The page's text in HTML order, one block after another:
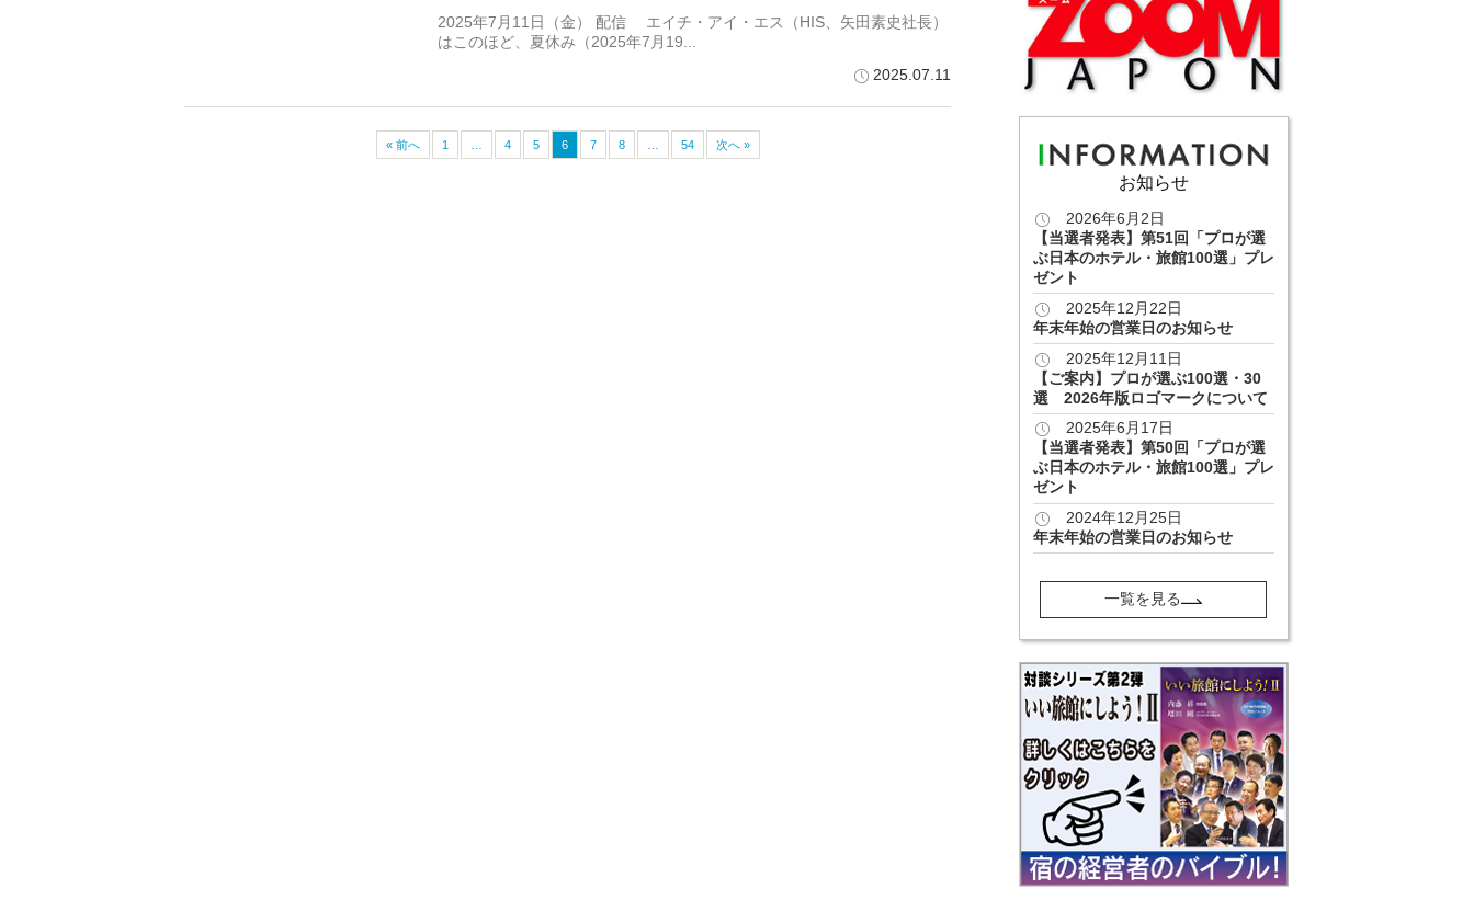
2025年7月11日（金） 配信 エイチ・アイ・エス（HIS、矢田素史社長）
はこのほど、夏休み（2025年7月19...
2025.07.11
« 前へ 1 … 4 5 6 7 8 … 54 次へ »
お知らせ
2026年6月2日
【当選者発表】第51回「プロが選
ぶ日本のホテル・旅館100選」プレ
ゼント
2025年12月22日
年末年始の営業日のお知らせ
2025年12月11日
【ご案内】プロが選ぶ100選・30
選 2026年版ロゴマークについて
2025年6月17日
【当選者発表】第50回「プロが選
ぶ日本のホテル・旅館100選」プレ
ゼント
2024年12月25日
年末年始の営業日のお知らせ
一覧を見る